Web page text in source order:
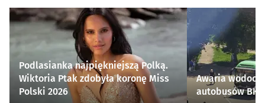
Podlasianka najpiękniejszą Polką.
Wiktoria Ptak zdobyła koronę Miss
Polski 2026
Awaria
autobusów